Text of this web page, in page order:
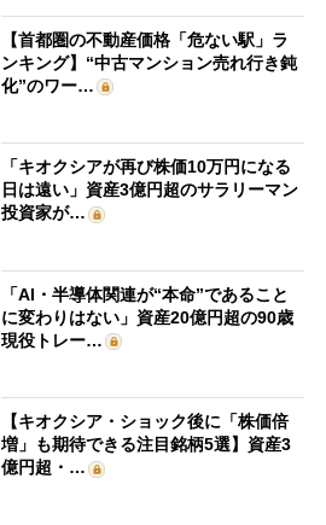
【首都圏の不動産価格「危ない駅」ラ
ンキング】“中古マンション売れ行き鈍
化”のワー…
「キオクシアが再び株価10万円になる
日は遠い」資産3億円超のサラリーマン
投資家が…
「AI・半導体関連が“本命”であること
に変わりはない」資産20億円超の90歳
現役トレー…
【キオクシア・ショック後に「株価倍
増」も期待できる注目銘柄5選】資産3
億円超・…